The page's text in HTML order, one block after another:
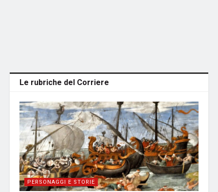
Le rubriche del Corriere
PERSONAGGI E STORIE